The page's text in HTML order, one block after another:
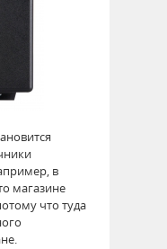
в
магазине
что туда